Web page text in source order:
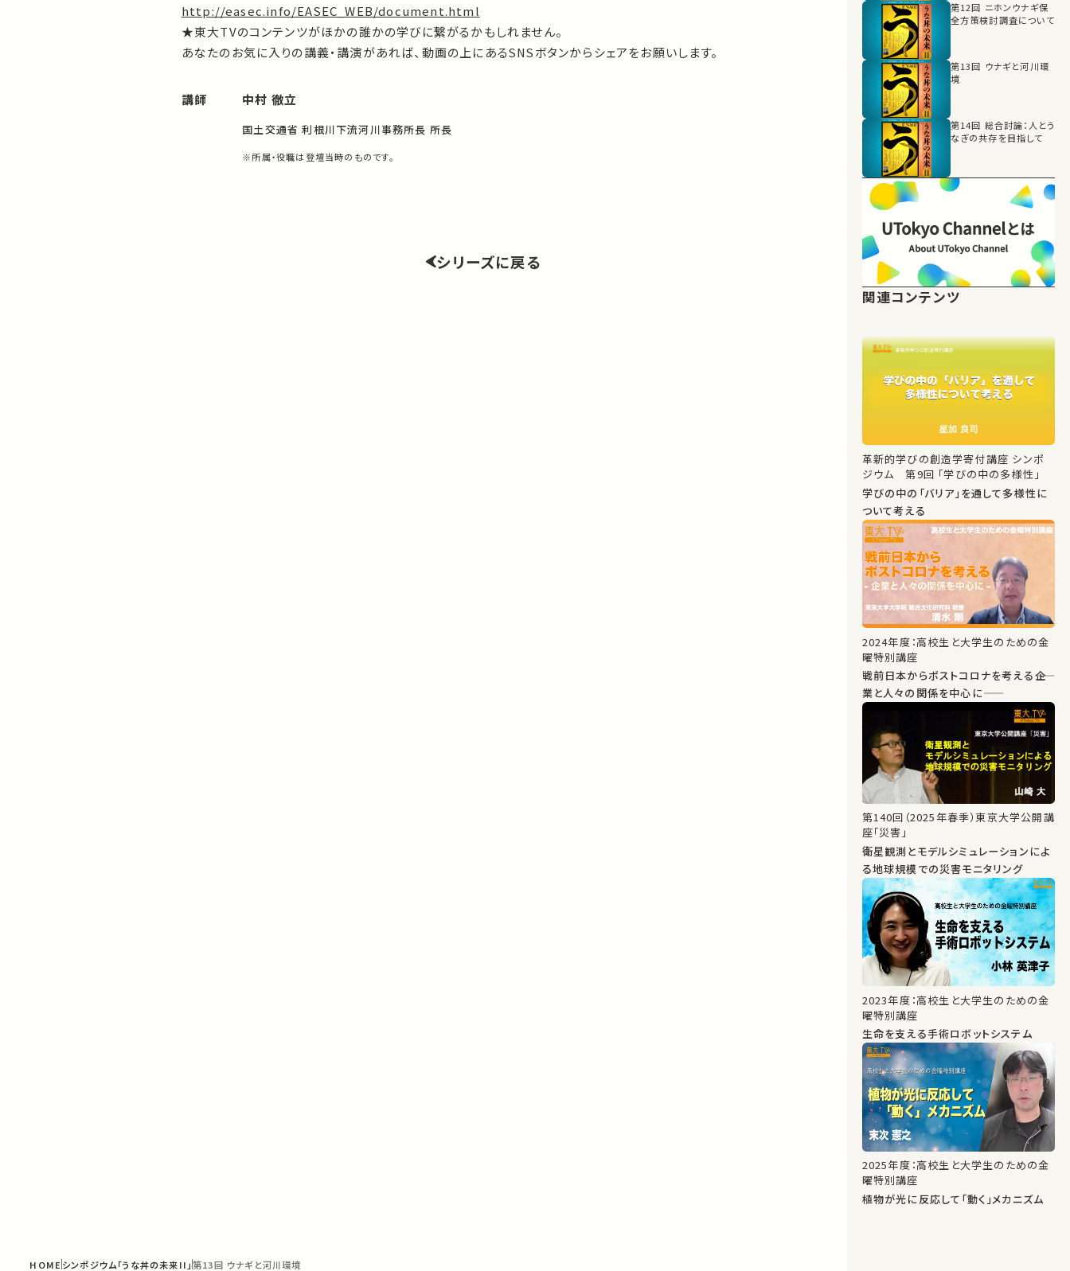
http://easec.info/EASEC_WEB/document.html
★東大TVのコンテンツがほかの誰かの学びに繋がるかもしれません。
あなたのお気に入りの講義・講演があれば、動画の上にあるSNSボタンからシェアをお願いします。
講師 中村 徹立
国土交通省 利根川下流河川事務所長 所長
※所属・役職は登壇当時のものです。
シリーズに戻る
HOME シンポジウム「うな丼の未来II」第13回 ウナギと河川環境
第12回 ニホンウナギ保
全方策検討調査について
第13回 ウナギと河川環
境
第14回 総合討論：人とう
なぎの共存を目指して
関連コンテンツ
革新的学びの創造学寄付講座 シンポ
ジウム 第9回 「学びの中の多様性」
学びの中の「バリア」を通して多様性に
ついて考える
2024年度：高校生と大学生のための金
曜特別講座
戦前日本からポストコロナを考える――企
業と人々の関係を中心に――
第140回（2025年春季）東京大学公開講
座「災害」
衛星観測とモデルシミュレーションによ
る地球規模での災害モニタリング
2023年度：高校生と大学生のための金
曜特別講座
生命を支える手術ロボットシステム
2025年度：高校生と大学生のための金
曜特別講座
植物が光に反応して「動く」メカニズム